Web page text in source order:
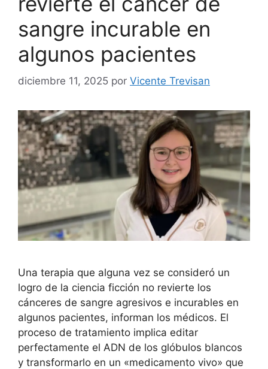
sangre incurable en
algunos pacientes
diciembre 11, 2025 por Vicente Trevisan
Una terapia que alguna vez se consideró un
logro de la ciencia ficción no revierte los
cánceres de sangre agresivos e incurables en
algunos pacientes, informan los médicos. El
proceso de tratamiento implica editar
perfectamente el ADN de los glóbulos blancos
y transformarlo en un «medicamento vivo» que